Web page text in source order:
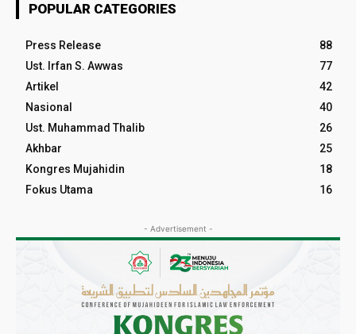
POPULAR CATEGORIES
Press Release
88
Ust. Irfan S. Awwas
77
Artikel
42
Nasional
40
Ust. Muhammad Thalib
26
Akhbar
25
Kongres Mujahidin
18
Fokus Utama
16
- Advertisement -